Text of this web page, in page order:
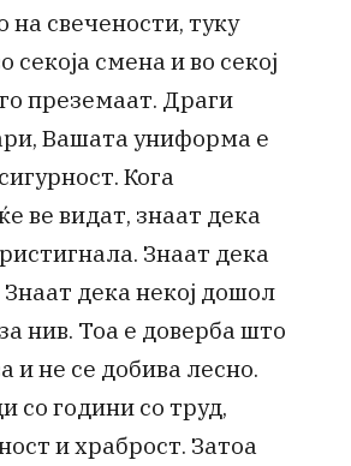
на свечености, туку
секоја смена и во секој
преземаат. Драги
Вашата униформа е
Кога
ве видат, знаат дека
Знаат дека
дека некој дошол
нив. Тоа е доверба што
и не се добива лесно.
со години со труд,
и храброст. Затоа